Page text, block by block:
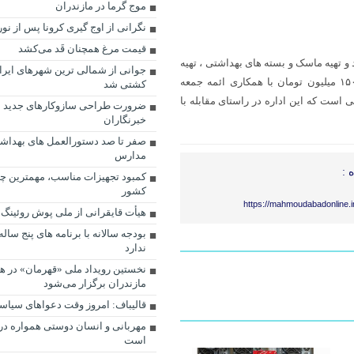
تهیه ماسک و بسته های بهداشتی ، تهیه
بیش از ۵۰۰ بسته معیشتی برای گروه‌های جامعه هدف به مبلغ تقریبی ۱۵۰ میلیون تومان با همکاری ائمه جمعه
که این اداره در راستای مقابله با
:
https://
موج گرما در مازندران
نگرانی از اوج گیری کرونا پس از
قیمت مرغ همچنان قَد می‌کشد
جوانی از شمالی ترین شهرهای
کشتی شد
ضرورت طراحی سازوکارهای جدید
خبرنگاران
صفر تا صد دستورالعمل های
مدارس
کمبود تجهیزات مناسب، مهمترین
کشور
هیأت قایقرانی از ملی پوش
بودجه سالانه با برنامه هاى پنج
ندارد
نخستین رویداد ملی «قهرمان» در
مازندران برگزار می‌شود
قالیباف: امروز وقت دعواهای
مهربانی و انسان دوستی همواره
است